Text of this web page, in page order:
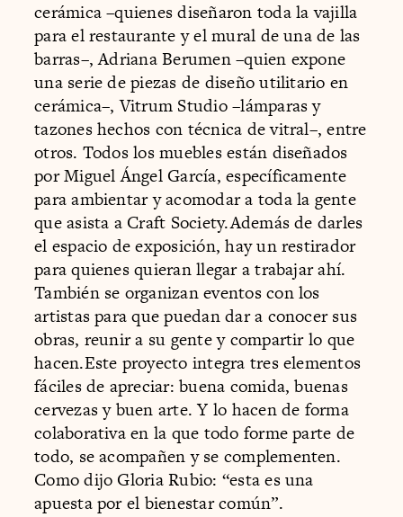
cerámica –quienes diseñaron toda la vajilla
para el restaurante y el mural de una de las
barras–, Adriana Berumen –quien expone
una serie de piezas de diseño utilitario en
cerámica–, Vitrum Studio –lámparas y
tazones hechos con técnica de vitral–, entre
otros. Todos los muebles están diseñados
por Miguel Ángel García, específicamente
para ambientar y acomodar a toda la gente
que asista a Craft Society.Además de darles
el espacio de exposición, hay un restirador
para quienes quieran llegar a trabajar ahí.
También se organizan eventos con los
artistas para que puedan dar a conocer sus
obras, reunir a su gente y compartir lo que
hacen.Este proyecto integra tres elementos
fáciles de apreciar: buena comida, buenas
cervezas y buen arte. Y lo hacen de forma
colaborativa en la que todo forme parte de
todo, se acompañen y se complementen.
Como dijo Gloria Rubio: “esta es una
apuesta por el bienestar común”.